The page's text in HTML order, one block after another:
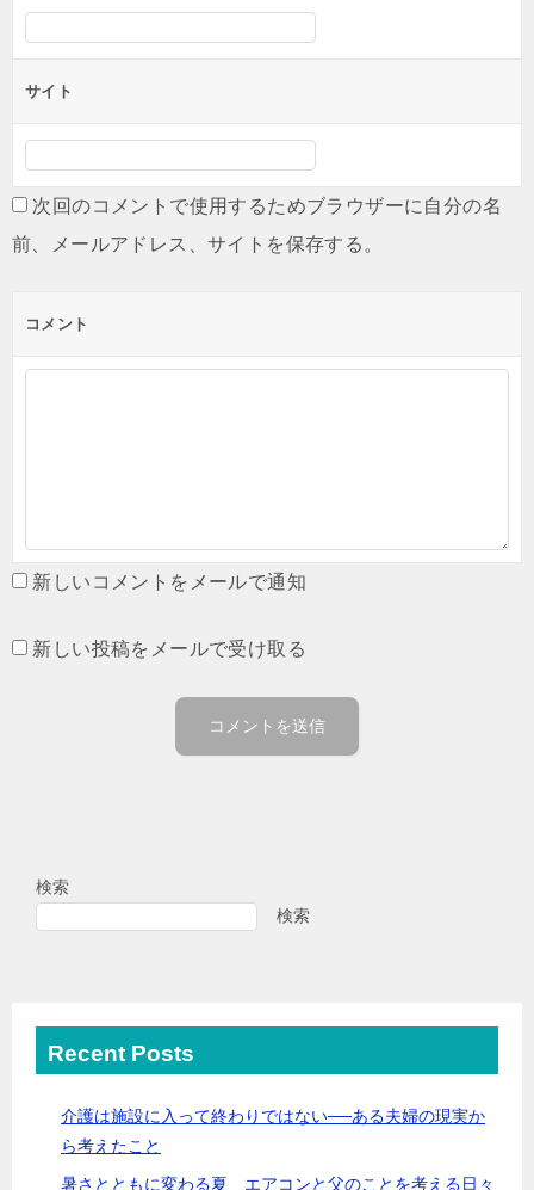
サイト
次回のコメントで使用するためブラウザーに自分の名
前、メールアドレス、サイトを保存する。
コメント
新しいコメントをメールで通知
新しい投稿をメールで受け取る
検索
検索
Recent Posts
介護は施設に入って終わりではない──ある夫婦の現実か
ら考えたこと
暑さとともに変わる夏 エアコンと父のことを考える日々